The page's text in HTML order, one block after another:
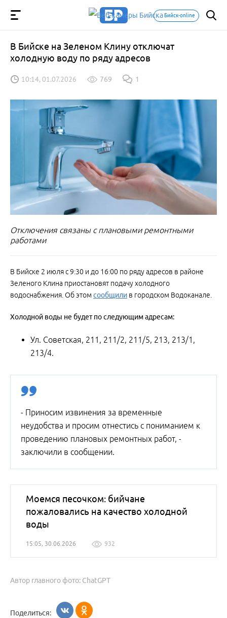
Бийск-online
В Бийске на Зеленом Клину отключат
холодную воду по ряду адресов
10:14, 01.07.2026 769 1
Отключения связаны с плановыми ремонтными
работами
В Бийске 2 июля с 9:30 и до 16:00 по ряду адресов в районе
Зеленого Клина приостановят подачу холодного
водоснабжения. Об этом сообщили в городском Водоканале.
Холодной воды не будет по следующим адресам:
Ул. Советская, 211, 211/2, 211/5, 213, 213/1,
213/4.
- Приносим извинения за временные
неудобства и просим отнестись с пониманием к
проведению плановых ремонтных работ, -
заключили в сообщении.
Моемся песочком: бийчане
пожаловались на качество холодной
воды
15:05, 30.06.2026 932
Автор главного фото: ChatGPT
Поделиться: